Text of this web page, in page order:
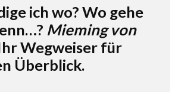
ich wo? Wo gehe
Mieming von
Wegweiser für
Überblick.